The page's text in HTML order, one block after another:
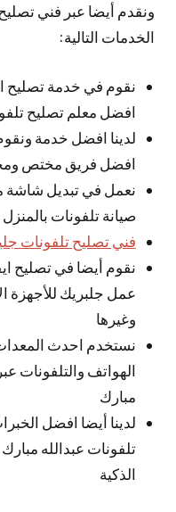
ونقدم أيضا عبر فني
الخدمات التالية:
نقوم في خدمة تصليح
افضل معلم تصليح
لدينا افضل خدمة
افضل فريق مختص
نعمل في تبديل شاشة
صيانة تلفونات
فني تصليح تلفونات
نقوم أيضا في تصليح
وغيرها
نستخدم احدث
الهواتف والتلفونات
مبارك
لدينا أيضا افضل
تلفونات عبدالله
الذكية